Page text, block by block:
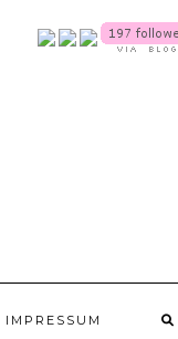
SOCIALMEDIA
IMPRESSUM